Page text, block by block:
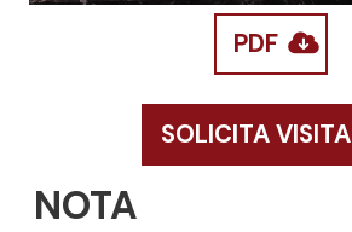
PDF
SOLICITA VISITA
NOTA